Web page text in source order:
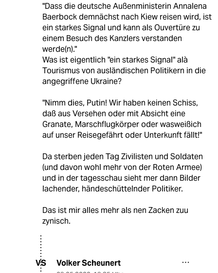
"Dass die deutsche Außenministerin Annalena
Baerbock demnächst nach Kiew reisen wird, ist
ein starkes Signal und kann als Ouvertüre zu
einem Besuch des Kanzlers verstanden
werde(n)."
Was ist eigentlich "ein starkes Signal" alà
Tourismus von ausländischen Politikern in die
angegriffene Ukraine?
"Nimm dies, Putin! Wir haben keinen Schiss,
daß aus Versehen oder mit Absicht eine
Granate, Marschflugkörper oder wasweißich
auf unser Reisegefährt oder Unterkunft fällt!"
Da sterben jeden Tag Zivilisten und Soldaten
(und davon wohl mehr von der Roten Armee)
und in der tagesschau sieht mer dann Bilder
lachender, händeschüttelnder Politiker.
Das ist mir alles mehr als nen Zacken zuu
zynisch.
VS Volker Scheunert